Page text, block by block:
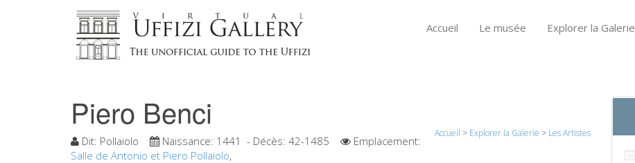
Accueil Le musée Explorer la Galerie
Piero Benci
Accueil > Explorer la Galerie > Les Artistes
Dit: Pollaiolo Naissance: 1441 - Décès: 42-1485
Emplacement:
Salle de Antonio et Piero Pollaiolo,